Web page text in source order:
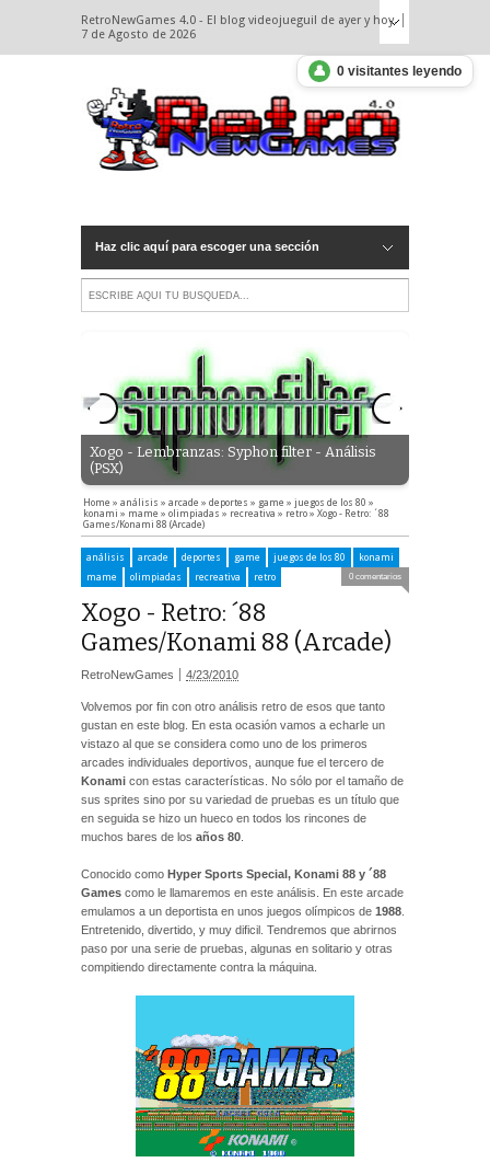
RetroNewGames 4.0 - El blog videojueguil de ayer y hoy.
7 de Agosto de 2026
Haz clic aquí para escoger una sección
Xogo - Lembranzas: Syphon filter - Análisis
(PSX)
Home » análisis » arcade » deportes » game » juegos de los 80 »
konami » mame » olimpiadas » recreativa » retro » Xogo - Retro: ´88
Games/Konami 88 (Arcade)
análisis arcade deportes game juegos de los 80
konami
mame
olimpiadas recreativa retro 0 comentarios
Xogo - Retro: ´88
Games/Konami 88 (Arcade)
4/23/2010
RetroNewGames
Volvemos por fin con otro análisis retro de esos que tanto
gustan en este blog. En esta ocasión vamos a echarle un
vistazo al que se considera como uno de los primeros
arcades individuales deportivos, aunque fue el tercero de
Konami con estas características. No sólo por el tamaño de
sus sprites sino por su variedad de pruebas es un título que
en seguida se hizo un hueco en todos los rincones de
muchos bares de los años 80
Conocido como Hyper Sports Special, Konami 88 y ´88
Games como le llamaremos en este análisis. En este arcade
emulamos a un deportista en unos juegos olímpicos de 1988
Entretenido, divertido, y muy dificil. Tendremos que abrirnos
paso por una serie de pruebas, algunas en solitario y otras
compitiendo directamente contra la máquina.
👤 0 visitantes leyendo